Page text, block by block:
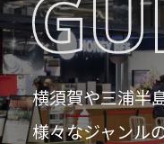
横須賀や三浦半
様々なジャンル